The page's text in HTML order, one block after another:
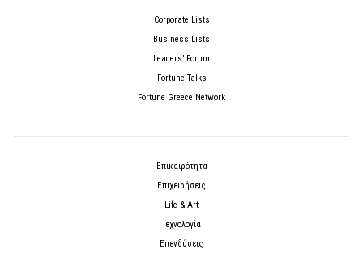
Corporate Lists
Business Lists
Leaders’ Forum
Fortune Talks
Fortune Greece Network
Επικαιρότητα
Επιχειρήσεις
Life & Art
Τεχνολογία
Επενδύσεις